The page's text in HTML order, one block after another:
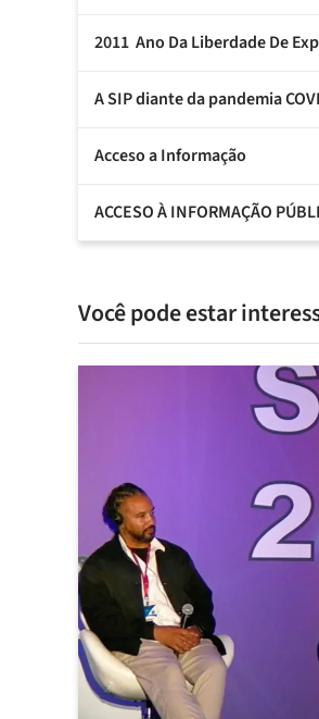
2011  Ano Da Liberdade De
A SIP diante da pandemia
Acceso a Informação
ACCESO À INFORMAÇÃO
Você pode estar